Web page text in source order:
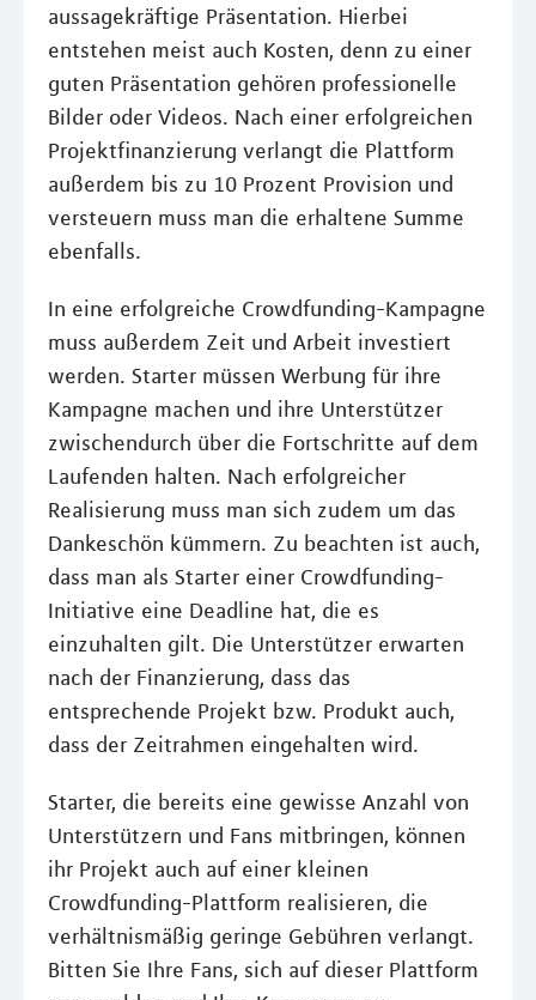
aussagekräftige Präsentation. Hierbei
entstehen meist auch Kosten, denn zu einer
guten Präsentation gehören professionelle
Bilder oder Videos. Nach einer erfolgreichen
Projektfinanzierung verlangt die Plattform
außerdem bis zu 10 Prozent Provision und
versteuern muss man die erhaltene Summe
ebenfalls.
In eine erfolgreiche Crowdfunding-Kampagne
muss außerdem Zeit und Arbeit investiert
werden. Starter müssen Werbung für ihre
Kampagne machen und ihre Unterstützer
zwischendurch über die Fortschritte auf dem
Laufenden halten. Nach erfolgreicher
Realisierung muss man sich zudem um das
Dankeschön kümmern. Zu beachten ist auch,
dass man als Starter einer Crowdfunding-
Initiative eine Deadline hat, die es
einzuhalten gilt. Die Unterstützer erwarten
nach der Finanzierung, dass das
entsprechende Projekt bzw. Produkt auch,
dass der Zeitrahmen eingehalten wird.
Starter, die bereits eine gewisse Anzahl von
Unterstützern und Fans mitbringen, können
ihr Projekt auch auf einer kleinen
Crowdfunding-Plattform realisieren, die
verhältnismäßig geringe Gebühren verlangt.
Bitten Sie Ihre Fans, sich auf dieser Plattform